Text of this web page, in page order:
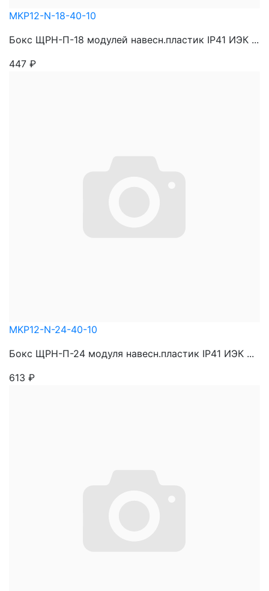
MKP12-N-18-40-10
Бокс ЩРН-П-18 модулей навесн.пластик IP41 ИЭК ...
447 ₽
MKP12-N-24-40-10
Бокс ЩРН-П-24 модуля навесн.пластик IP41 ИЭК ...
613 ₽